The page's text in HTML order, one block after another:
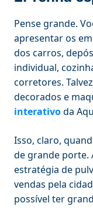
Pense grande.
apresentar os
dos carros,
individual,
corretores.
decorados e
interativoda
Isso, claro,
de grande porte.
estratégia de
vendas pela
possível ter